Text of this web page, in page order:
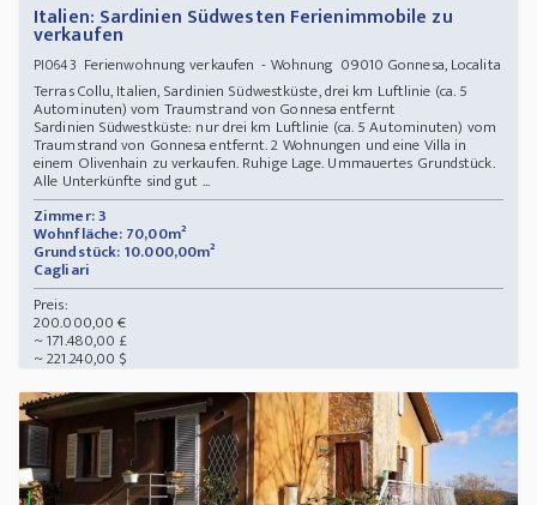
Italien: Sardinien Südwesten Ferienimmobile zu
verkaufen
PI0643 Ferienwohnung verkaufen - Wohnung 09010 Gonnesa, Localita
Terras Collu, Italien, Sardinien Südwestküste, drei km Luftlinie (ca. 5
Autominuten) vom Traumstrand von Gonnesa entfernt
Sardinien Südwestküste: nur drei km Luftlinie (ca. 5 Autominuten) vom
Traumstrand von Gonnesa entfernt. 2 Wohnungen und eine Villa in
einem Olivenhain zu verkaufen. Ruhige Lage. Ummauertes Grundstück.
Alle Unterkünfte sind gut ...
Zimmer: 3
Wohnfläche: 70,00m²
Grundstück: 10.000,00m²
Cagliari
Preis:
200.000,00 €
~ 171.480,00 £
~ 221.240,00 $